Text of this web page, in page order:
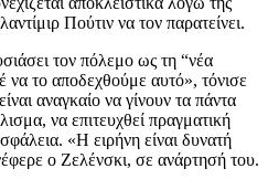
Πούτιν να τον παρατείνει.
τον πόλεμο ως τη “νέα
να το αποδεχθούμε αυτό», τόνισε
αναγκαίο να γίνουν τα πάντα
να επιτευχθεί πραγματική
«Η ειρήνη είναι δυνατή
ο Ζελένσκι, σε ανάρτησή του.